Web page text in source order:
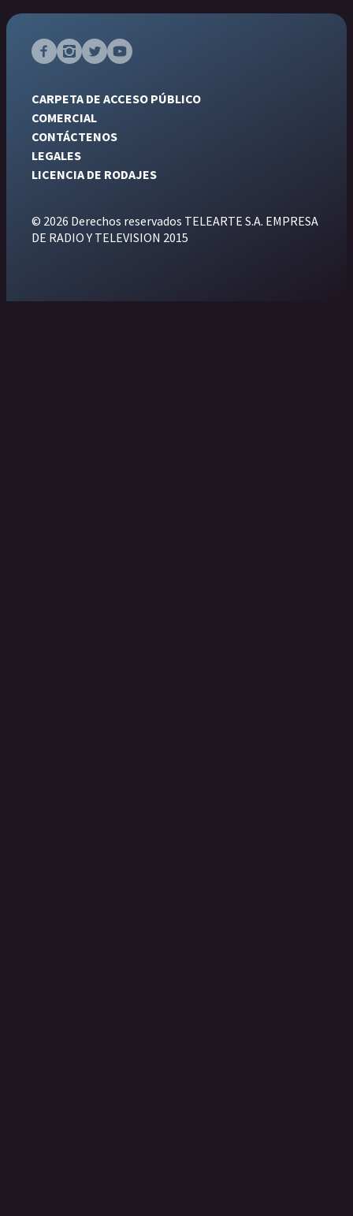
CARPETA DE ACCESO PÚBLICO
COMERCIAL
CONTÁCTENOS
LEGALES
LICENCIA DE RODAJES
© 2026 Derechos reservados TELEARTE S.A. EMPRESA
DE RADIO Y TELEVISION 2015